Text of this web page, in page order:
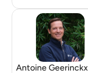
Antoine Geerinckx